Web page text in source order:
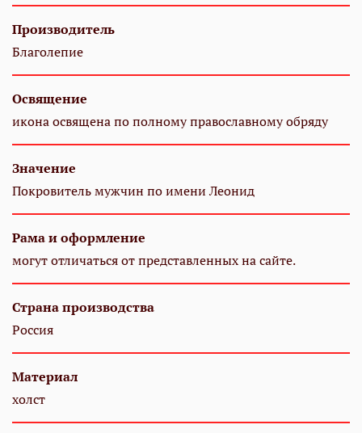
Производитель
Благолепие
Освящение
икона освящена по полному православному обряду
Значение
Покровитель мужчин по имени Леонид
Рама и оформление
могут отличаться от представленных на сайте.
Страна производства
Россия
Материал
холст